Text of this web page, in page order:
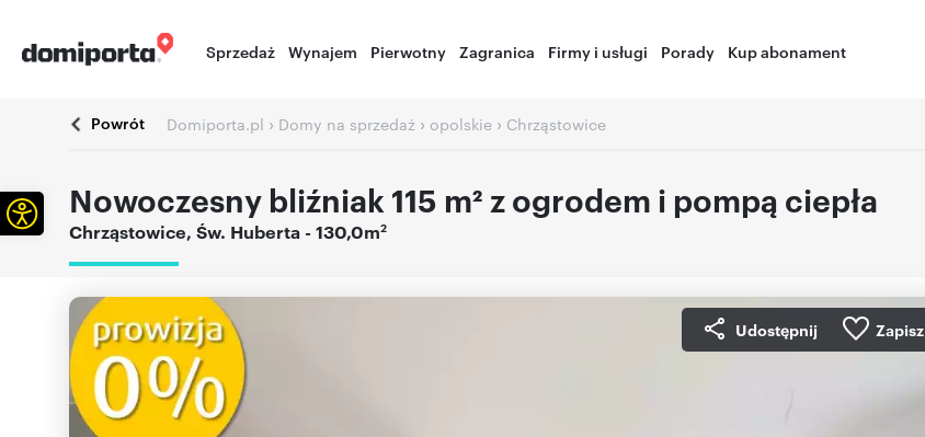
Sprzedaż Wynajem Pierwotny Zagranica Firmy i usługi Porady Kup abonament
Powrót Domiporta.pl › Domy na sprzedaż › opolskie › Chrząstowice
Nowoczesny bliźniak 115 m² z ogrodem i pompą ciepła
Chrząstowice, Św. Huberta - 130,0m2
Udostępnij Zapisz
Otwórz pasek narzędzi